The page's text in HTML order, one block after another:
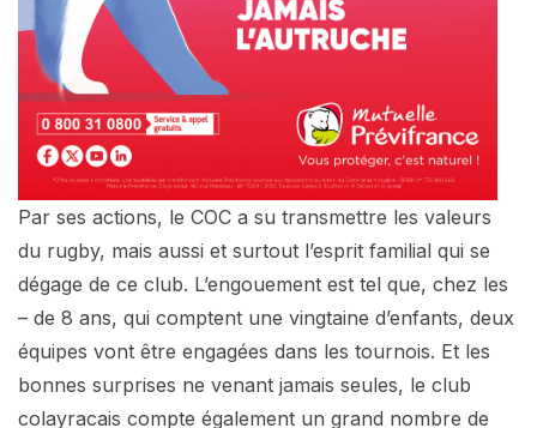
Par ses actions, le COC a su transmettre les valeurs
du rugby, mais aussi et surtout l’esprit familial qui se
dégage de ce club. L’engouement est tel que, chez les
– de 8 ans, qui comptent une vingtaine d’enfants, deux
équipes vont être engagées dans les tournois. Et les
bonnes surprises ne venant jamais seules, le club
colayracais compte également un grand nombre de